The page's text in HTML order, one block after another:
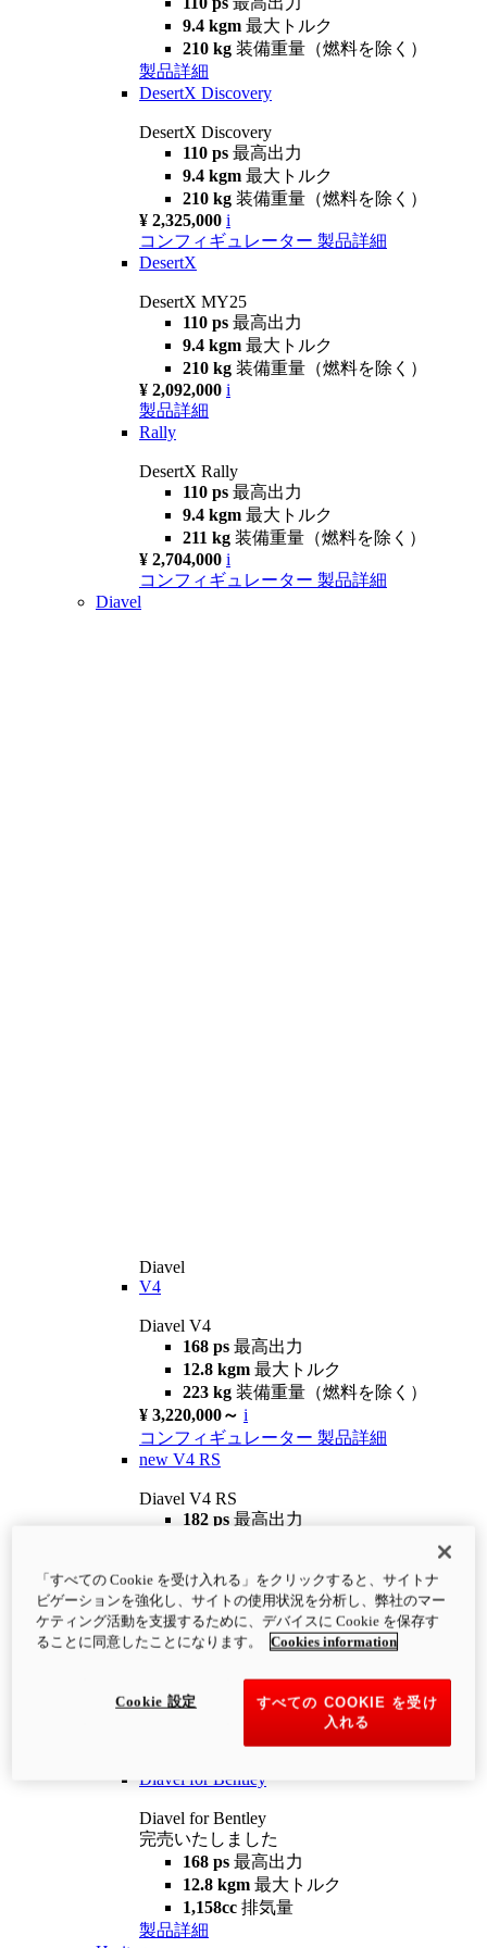
9.4 kgm 最大トルク
210 kg 装備重量（燃料を除く）
製品詳細
DesertX Discovery
DesertX Discovery
110 ps 最高出力
9.4 kgm 最大トルク
210 kg 装備重量（燃料を除く）
¥ 2,325,000 i
コンフィギュレーター 製品詳細
DesertX
DesertX MY25
110 ps 最高出力
9.4 kgm 最大トルク
210 kg 装備重量（燃料を除く）
¥ 2,092,000 i
製品詳細
Rally
DesertX Rally
110 ps 最高出力
9.4 kgm 最大トルク
211 kg 装備重量（燃料を除く）
¥ 2,704,000 i
コンフィギュレーター 製品詳細
Diavel
Diavel
V4
Diavel V4
168 ps 最高出力
12.8 kgm 最大トルク
223 kg 装備重量（燃料を除く）
¥ 3,220,000～ i
コンフィギュレーター 製品詳細
new V4 RS
Diavel V4 RS
182 ps 最高出力
¥4,400,000 i
コンフィギュレーター 製品詳細
newV4 RS 100
12.2 kgm
最大トルク
装備重量（燃料を除く）
Diavel for Bentley
Diavel for Bentley
完売いたしました
168 ps 最高出力
12.8 kgm 最大トルク
1,158cc 排気量
製品詳細
「すべての Cookie を受け入れる」をクリックすると、サイトナ
ビゲーションを強化し、サイトの使用状況を分析し、弊社のマー
ケティング活動を支援するために、デバイスに Cookie を保存す
ることに同意したことになります。
Cookies information
すべての COOKIE を受け
入れる
Cookie 設定